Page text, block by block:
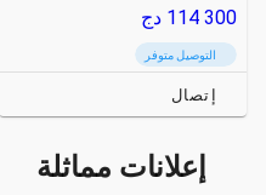
114 300 دج
التوصيل متوفر
إتصال
إعلانات مماثلة